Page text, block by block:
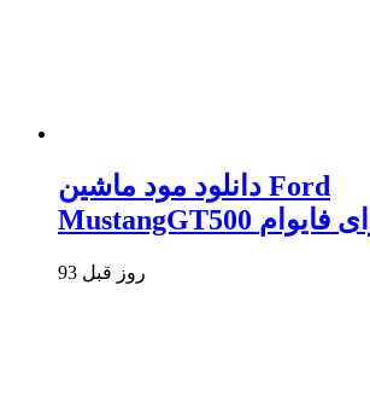
دانلود مود ماشین Ford
93 روز قبل